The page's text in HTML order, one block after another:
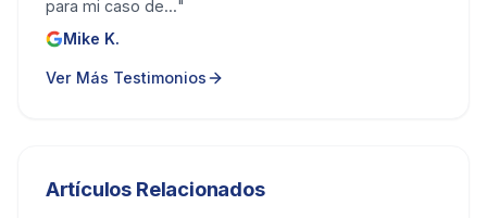
para mi caso de..."
Mike K.
Ver Más Testimonios
Artículos Relacionados